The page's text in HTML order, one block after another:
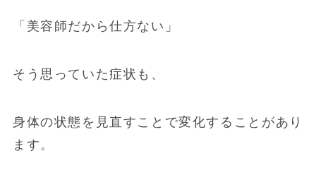
「美容師だから仕方ない」
そう思っていた症状も、
身体の状態を見直すことで変化することがあり
ます。